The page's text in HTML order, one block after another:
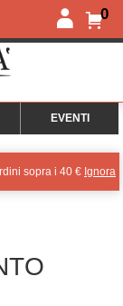
0
EVENTI
sopra i 40 € Ignora